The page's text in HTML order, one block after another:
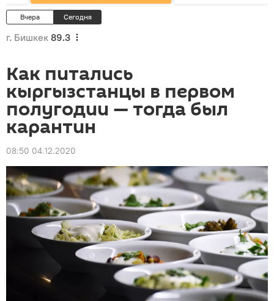
Вчера Сегодня
г. Бишкек 89.3
Как питались
кыргызстанцы в первом
полугодии — тогда был
карантин
08:50 04.12.2020